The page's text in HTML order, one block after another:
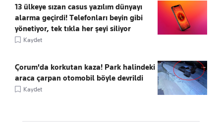
13 ülkeye sızan casus yazılım dünyayı
alarma geçirdi! Telefonları beyin gibi
yönetiyor, tek tıkla her şeyi siliyor
Kaydet
Çorum'da korkutan kaza! Park halindeki
araca çarpan otomobil böyle devrildi
Kaydet